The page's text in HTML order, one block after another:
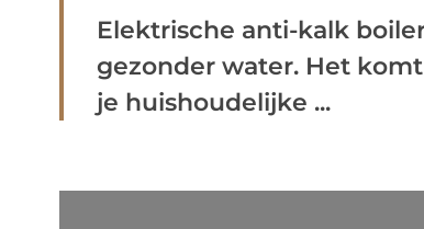
Elektrische anti-kalk
gezonder water. Het
je huishoudelijke ...